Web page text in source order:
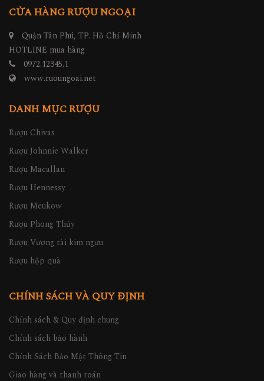
CỬA HÀNG RƯỢU NGOẠI
Quận Tân Phú, TP. Hồ Chí Minh
HOTLINE mua hàng
0972.12345.1
www.ruoungoai.net
DANH MỤC RƯỢU
Rượu Chivas
Rượu Johnnie Walker
Rượu Macallan
Rượu Hennessy
Rượu Meukow
Rượu Phong Thủy
Rượu Vương tài kim ngưu
Rượu hộp quà
CHÍNH SÁCH VÀ QUY ĐỊNH
Chính sách & Quy định chung
Chính sách bảo hành
Chính Sách Bảo Mật Thông Tin
Giao hàng và thanh toán